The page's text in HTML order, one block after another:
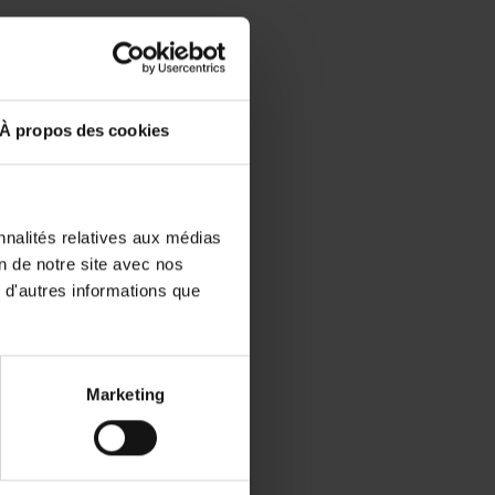
À propos des cookies
relatives aux médias
de notre site avec nos
informations que
Marketing